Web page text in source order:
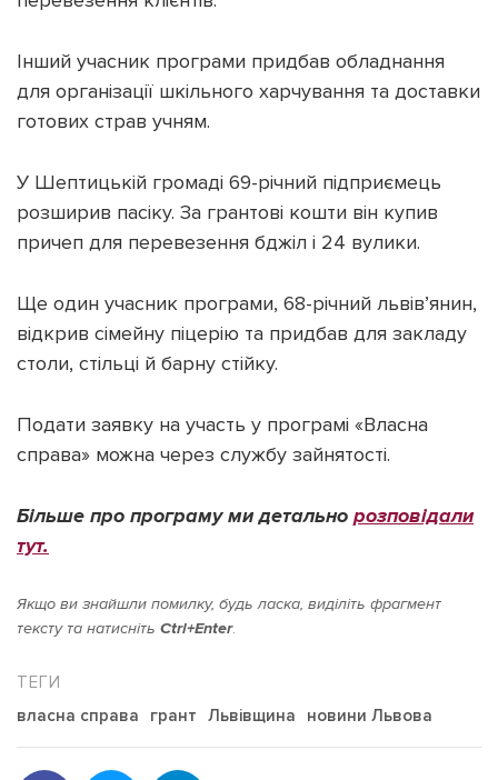
Інший учасник програми придбав обладнання
для організації шкільного харчування та доставки
готових страв учням.
У Шептицькій громаді 69-річний підприємець
розширив пасіку. За грантові кошти він купив
причеп для перевезення бджіл і 24 вулики.
Ще один учасник програми, 68-річний львів’янин,
відкрив сімейну піцерію та придбав для закладу
столи, стільці й барну стійку.
Подати заявку на участь у програмі «Власна
справа» можна через службу зайнятості.
Більше про програму ми детально розповідали
тут.
Якщо ви знайшли помилку, будь ласка, виділіть фрагмент
тексту та натисніть Ctrl+Enter.
власна справа грант Львівщина новини Львова